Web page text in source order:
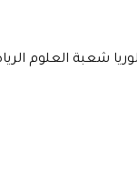
شعبة العلوم